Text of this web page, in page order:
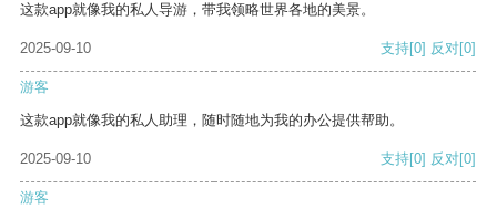
这款app就像我的私人导游，带我领略世界各地的美景。
2025-09-10 支持[0] 反对[0]
游客
这款app就像我的私人助理，随时随地为我的办公提供帮助。
2025-09-10 支持[0] 反对[0]
游客